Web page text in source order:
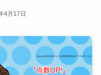
4月17日